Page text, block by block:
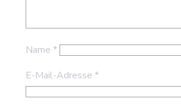
Name *
E-Mail-Adresse *